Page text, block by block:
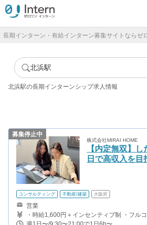
長期インターン・有給インターン募集サイトならゼ
北浜駅
北浜駅の長期インターンシップ求人情報
募集停止中
株式会社MIRAI HOME
【内定無双】
日で高収入を
コンサルティング 不動産/建築 大阪府
営業
・時給1,600円＋インセンティブ制 ・フルコミッション制のいずれ
かをお選びいただけます。 ※1契約につき10